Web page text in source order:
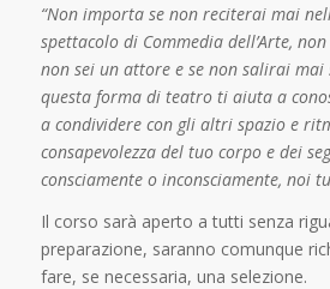
“Non importa se non reciterai mai
spettacolo di Commedia dell’Arte,
non sei un attore e se non salirai mai
questa forma di teatro ti aiuta a
a condividere con gli altri spazio e
consapevolezza del tuo corpo e dei
consciamente o inconsciamente, noi
Il corso sarà aperto a tutti senza
preparazione, saranno comunque
fare, se necessaria, una selezione.